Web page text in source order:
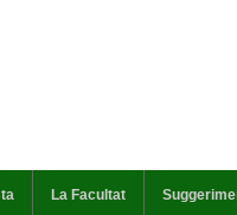
La Facultat